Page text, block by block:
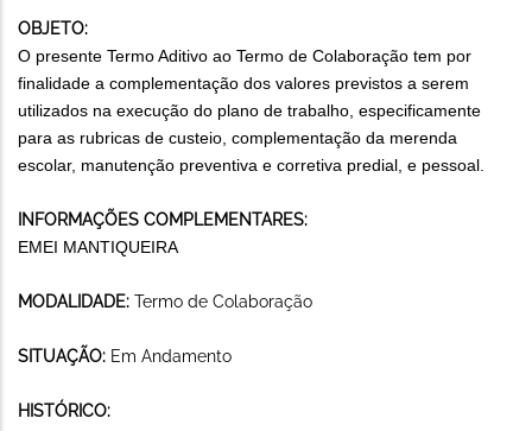
OBJETO:
O presente Termo Aditivo ao Termo de Colaboração tem por
finalidade a complementação dos valores previstos a serem
utilizados na execução do plano de trabalho, especificamente
para as rubricas de custeio, complementação da merenda
escolar, manutenção preventiva e corretiva predial, e pessoal.
INFORMAÇÕES COMPLEMENTARES:
EMEI MANTIQUEIRA
MODALIDADE: Termo de Colaboração
SITUAÇÃO: Em Andamento
HISTÓRICO: